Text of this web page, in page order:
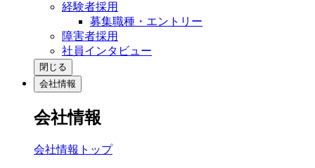
経験者採用
募集職種・エントリー
障害者採用
社員インタビュー
閉じる
会社情報
会社情報
会社情報トップ